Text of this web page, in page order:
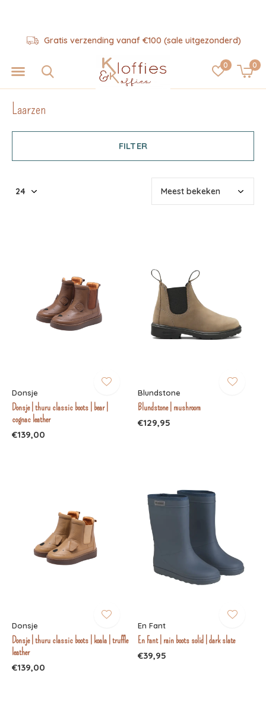
0 0
vanaf €100 (sale uitgezonderd)
Laarzen
FILTER
Donsje
Donsje | thuru classic boots | bear |
cognac leather
€139,00
Blundstone
Blundstone | mushroom
€129,95
Donsje
Donsje | thuru classic boots | koala | truffle
leather
€139,00
En Fant
En Fant | rain boots solid | dark slate
€39,95